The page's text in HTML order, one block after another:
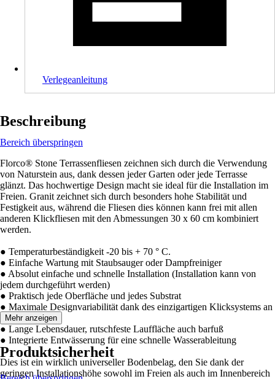
Verlegeanleitung
Beschreibung
Bereich überspringen
Florco® Stone Terrassenfliesen zeichnen sich durch die Verwendung
von Naturstein aus, dank dessen jeder Garten oder jede Terrasse
glänzt. Das hochwertige Design macht sie ideal für die Installation im
Freien. Granit zeichnet sich durch besonders hohe Stabilität und
Festigkeit aus, während die Fliesen dies können kann frei mit allen
anderen Klickfliesen mit den Abmessungen 30 x 60 cm kombiniert
werden.
● Temperaturbeständigkeit -20 bis + 70 ° C.
● Einfache Wartung mit Staubsauger oder Dampfreiniger
● Absolut einfache und schnelle Installation (Installation kann von
jedem durchgeführt werden)
● Praktisch jede Oberfläche und jedes Substrat
● Maximale Designvariabilität dank des einzigartigen Klicksystems an
den Seiten
● Lange Lebensdauer, rutschfeste Lauffläche auch barfuß
● Integrierte Entwässerung für eine schnelle Wasserableitung
Dies ist ein wirklich universeller Bodenbelag, den Sie dank der
geringen Installationshöhe sowohl im Freien als auch im Innenbereich
Mehr anzeigen
Produktsicherheit